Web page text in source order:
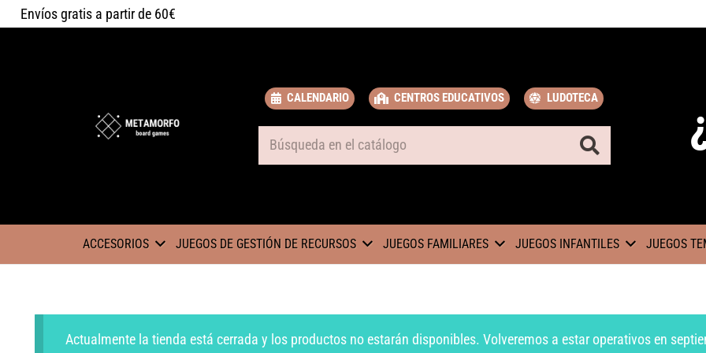
Envíos gratis a partir de 60€
CALENDARIO CENTROS EDUCATIVOS LUDOTECA
ACCESORIOS JUEGOS DE GESTIÓN DE RECURSOS JUEGOS FAMILIARES JUEGOS INFANTILES JUEGOS
Actualmente la tienda está cerrada y los productos no estarán disponibles. Volveremos a estar operativos en